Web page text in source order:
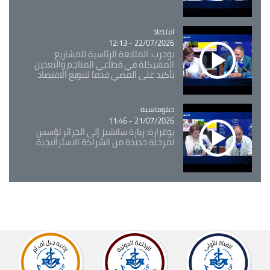
Catégorie
اقتصاد
22/07/2026 - 12:13
بوحرب: المتابعة الرئاسية للمشاريع
المهيكلة في قطاعي المناجم والتعدين
تأكيد على المضي قدما لتنويع الاقتصاد
Catégorie
دبلوماسية
21/07/2026 - 11:46
بوغرارة: زيارة سانشيز إلى الجزائر تؤسس
لمرحلة جديدة من الشراكة الاستراتيجية